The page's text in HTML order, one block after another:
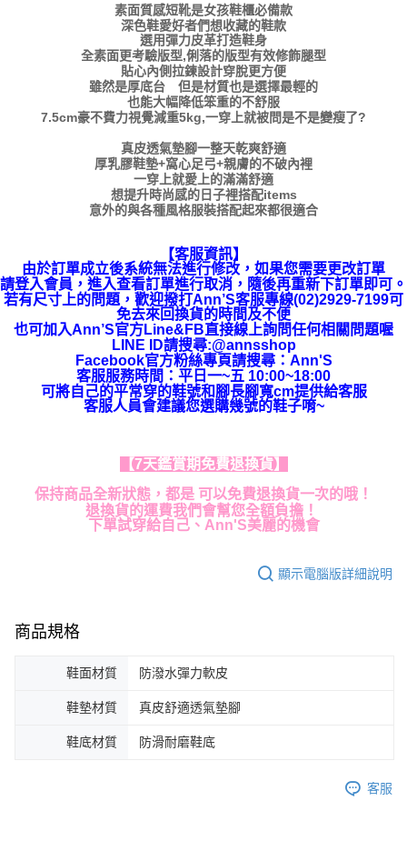
素面質感短靴是女孩鞋櫃必備款
深色鞋愛好者們想收藏的鞋款
選用彈力皮革打造鞋身
全素面更考驗版型,俐落的版型有效修飾腿型
貼心內側拉鍊設計穿脫更方便
雖然是厚底台 但是材質也是選擇最輕的
也能大幅降低笨重的不舒服
7.5cm豪不費力視覺減重5kg,一穿上就被問是不是變瘦了?
真皮透氣墊腳一整天乾爽舒適
厚乳膠鞋墊+窩心足弓+親膚的不破內裡
一穿上就愛上的滿滿舒適
想提升時尚感的日子裡搭配items
意外的與各種風格服裝搭配起來都很適合
【客服資訊】
由於訂單成立後系統無法進行修改，如果您需要更改訂單
請登入會員，進入查看訂單進行取消，隨後再重新下訂單即可。
若有尺寸上的問題，歡迎撥打Ann’S客服專線(02)2929-7199可
免去來回換貨的時間及不便
也可加入Ann’S官方Line&FB直接線上詢問任何相關問題喔
LINE ID請搜尋:@annsshop
Facebook官方粉絲專頁請搜尋：Ann'S
客服服務時間：平日一~五 10:00~18:00
可將自己的平常穿的鞋號和腳長腳寬cm提供給客服
客服人員會建議您選購幾號的鞋子唷~
【7天鑑賞期免費退換貨】
保持商品全新狀態，都是 可以免費退換貨一次的哦！
退換貨的運費我們會幫您全額負擔！
下單試穿給自己、Ann'S美麗的機會
顯示電腦版詳細說明
商品規格
鞋面材質 防潑水彈力軟皮
鞋墊材質 真皮舒適透氣墊腳
鞋底材質 防滑耐磨鞋底
客服